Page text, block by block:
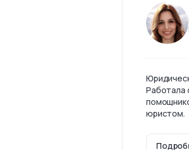
Работала
юристом.